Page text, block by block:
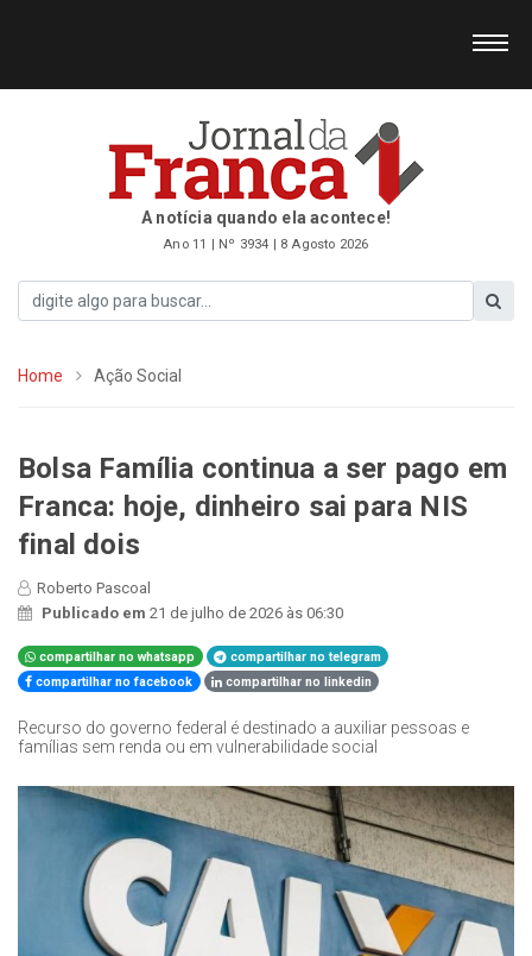
A notícia quando ela acontece!
Ano 11 | Nº 3934 | 8 Agosto 2026
Home Ação Social
Bolsa Família continua a ser pago em
Franca: hoje, dinheiro sai para NIS
final dois
Roberto Pascoal
Publicado em 21 de julho de 2026 às 06:30
compartilhar no whatsapp
compartilhar no telegram
compartilhar no facebook
compartilhar no linkedin
Recurso do governo federal é destinado a auxiliar pessoas e
famílias sem renda ou em vulnerabilidade social